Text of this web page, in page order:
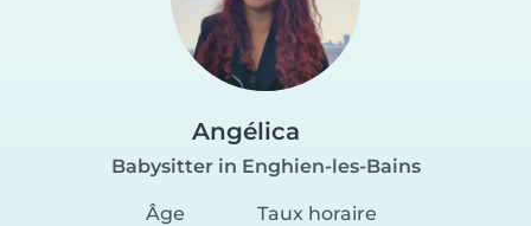
Angélica
Babysitter in Enghien-les-Bains
Âge
Taux horaire